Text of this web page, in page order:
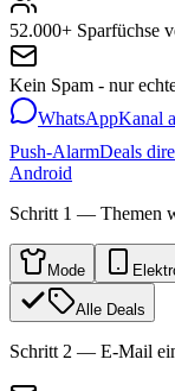
52.000+ Sparfüchse
Kein Spam - nur
WhatsAppKanal
Push-AlarmDeals
Android
Schritt 1 — Themen
Mode
Alle Deals
Schritt 2 — E-Mail